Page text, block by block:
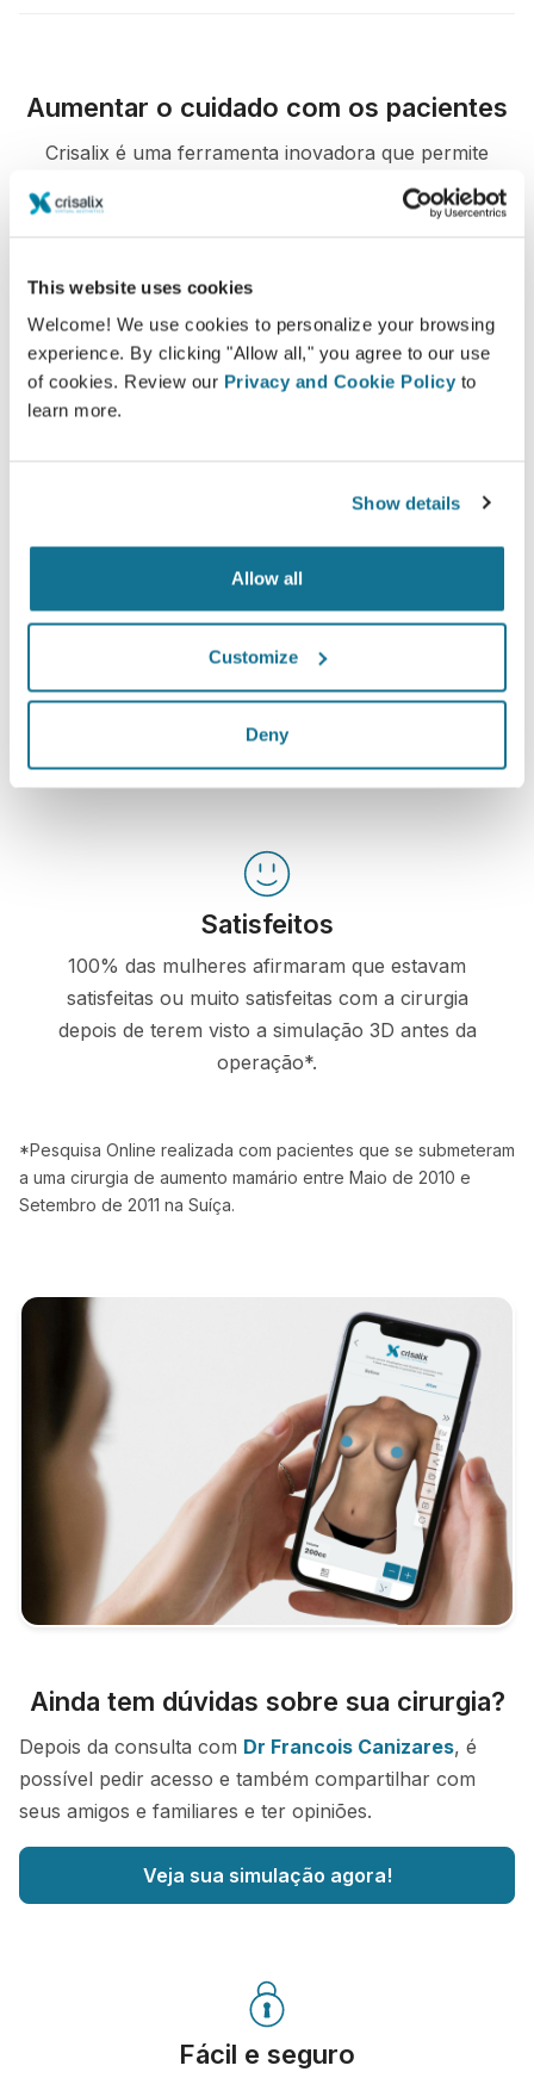
This website uses cookies
Welcome! We use cookies to personalize your browsing
experience. By clicking "Allow all," you agree to our use
of cookies. Review our Privacy and Cookie Policy to
learn more.
Show details
Allow all
Customize
Deny
Aumentar o cuidado com os pacientes
Crisalix é uma ferramenta inovadora que permite
melhorar a comunicação entre médicos e pacientes. A
plataforma de interconexão reforça a relação entre
procedimentos de aumento de mama e de face,
próprios corpos.
Confiantes
Estar envolvido no processo de decisão ajuda os
pacientes a fazerem suas escolhas.
Satisfeitos
100% das mulheres afirmaram que estavam
satisfeitas ou muito satisfeitas com a cirurgia
depois de terem visto a simulação 3D antes da
operação*.
*Pesquisa Online realizada com pacientes que se submeteram
a uma cirurgia de aumento mamário entre Maio de 2010 e
Setembro de 2011 na Suíça.
Ainda tem dúvidas sobre sua cirurgia?
Depois da consulta com Dr Francois Canizares, é
possível pedir acesso e também compartilhar com
seus amigos e familiares e ter opiniões.
Veja sua simulação agora!
Fácil e seguro